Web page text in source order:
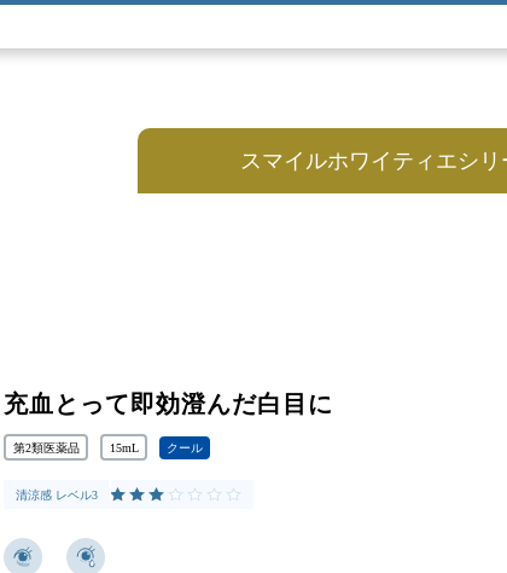
スマイルホワイティエシリ
充血とって即効澄んだ白目に
第2類医薬品 15mL クール
清涼感 レベル3